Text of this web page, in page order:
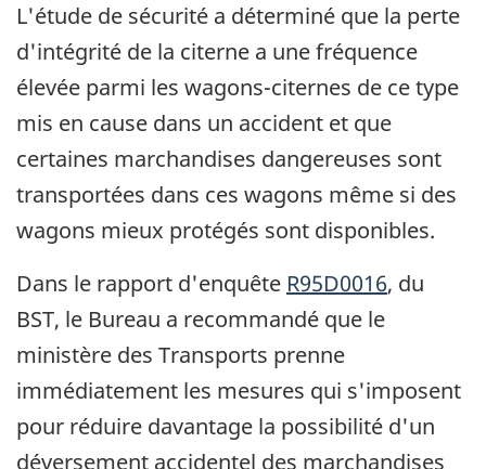
L'étude de sécurité a déterminé que la perte
d'intégrité de la citerne a une fréquence
élevée parmi les wagons-citernes de ce type
mis en cause dans un accident et que
certaines marchandises dangereuses sont
transportées dans ces wagons même si des
wagons mieux protégés sont disponibles.
Dans le rapport d'enquête R95D0016, du
BST, le Bureau a recommandé que le
ministère des Transports prenne
immédiatement les mesures qui s'imposent
pour réduire davantage la possibilité d'un
déversement accidentel des marchandises